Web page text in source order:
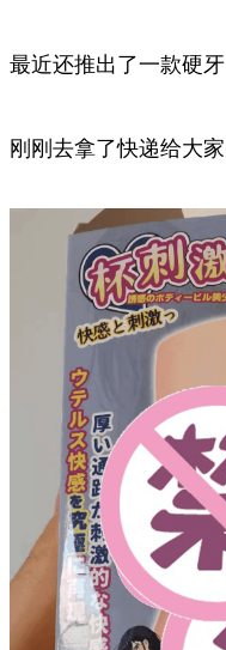
最近还推出了一款硬
刚刚去拿了快递给大家